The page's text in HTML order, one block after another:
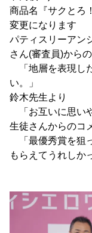
商品名『サクとろ
変更になります
パティスリーアン
さん(審査員)から
「地層を表現し
い。」
鈴木先生より
「お互いに思い
生徒さんからのコ
「最優秀賞を狙
もらえてうれしか